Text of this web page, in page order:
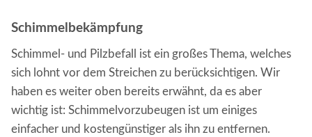
Schimmelbekämpfung
Schimmel- und Pilzbefall ist ein großes Thema, welches
sich lohnt vor dem Streichen zu berücksichtigen. Wir
haben es weiter oben bereits erwähnt, da es aber
wichtig ist: Schimmelvorzubeugen ist um einiges
einfacher und kostengünstiger als ihn zu entfernen.